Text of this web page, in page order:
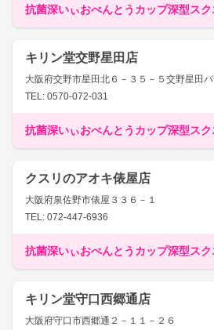
抗菌深いぃおべんとうカップ深型ス
キリン堂交野星田店
大阪府交野市星田北６－３５－５交野星田
TEL: 0570-072-031
抗菌深いぃおべんとうカップ深型ス
クスリのアオキ俵屋店
大阪府泉佐野市俵屋３３６－１
TEL: 072-447-6936
抗菌深いぃおべんとうカップ深型ス
キリン堂守口西郷通店
大阪府守口市西郷通２－１１－２６